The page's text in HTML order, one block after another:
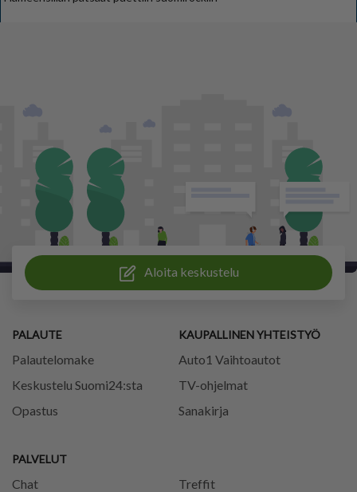
Aloita keskustelu
PALAUTE
Palautelomake
Keskustelu Suomi24:sta
Opastus
PALVELUT
Chat
Treffit
KAUPALLINEN YHTEISTYÖ
Auto1 Vaihtoautot
TV-ohjelmat
Sanakirja